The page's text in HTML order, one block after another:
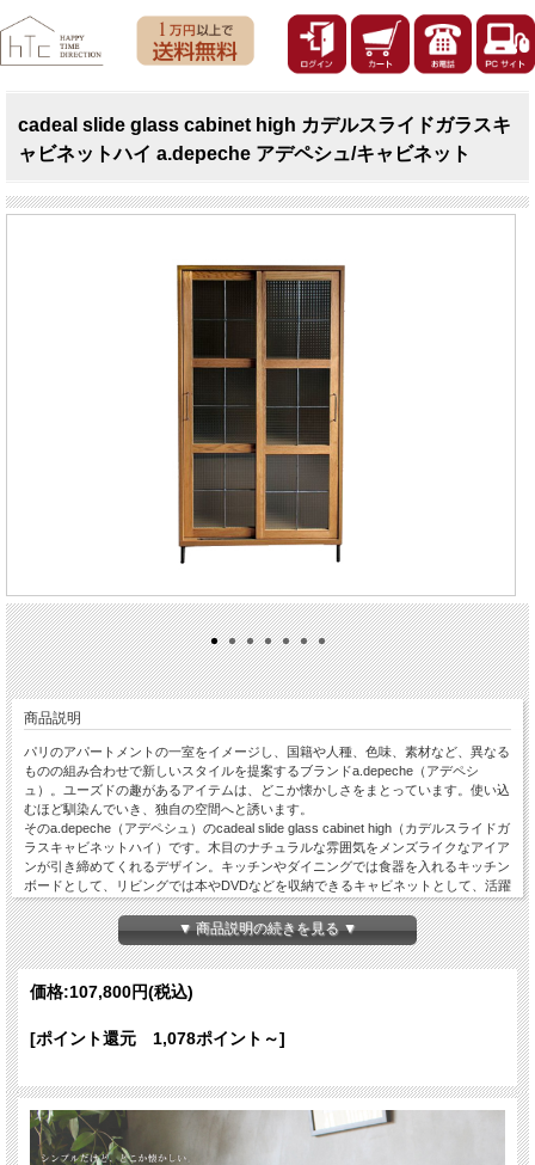
cadeal slide glass cabinet high カデルスライドガラスキ
ャビネットハイ a.depeche アデペシュ/キャビネット
商品説明
パリのアパートメントの一室をイメージし、国籍や人種、色味、素材など、異なる
ものの組み合わせで新しいスタイルを提案するブランドa.depeche（アデペシ
ュ）。ユーズドの趣があるアイテムは、どこか懐かしさをまとっています。使い込
むほど馴染んでいき、独自の空間へと誘います。
そのa.depeche（アデペシュ）のcadeal slide glass cabinet high（カデルスライドガ
ラスキャビネットハイ）です。木目のナチュラルな雰囲気をメンズライクなアイア
ンが引き締めてくれるデザイン。キッチンやダイニングでは食器を入れるキッチン
ボードとして、リビングでは本やDVDなどを収納できるキャビネットとして、活躍
します。モザイク風のテクスチャーガラスは、収納しているものをほどよくブライ
ンドする効果があります。
※人気商品はご予約から順次完売となっていくシステムです。入荷時期はお問い合
わせください。
※このブランドは、別途送料が必要です（一覧表参照）。ご注文いただいた後に、
お客様の送料を追加した価格をご案内いたしますので、ご了承くださいませ。
▼ 商品説明の続きを見る ▼
価格:107,800円(税込)
[ポイント還元 1,078ポイント～]